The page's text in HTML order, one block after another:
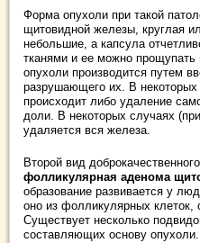
Форма опухоли при такой
щитовидной железы, круглая
небольшие, а капсула
тканями и ее можно
опухоли производится путем
разрушающего их. В некоторых
происходит либо удаление
доли. В некоторых случаях
удаляется вся железа.
Второй вид
фолликулярная аденома
образование развивается у
оно из фолликулярных клеток,
Существует несколько
составляющих основу опухоли.